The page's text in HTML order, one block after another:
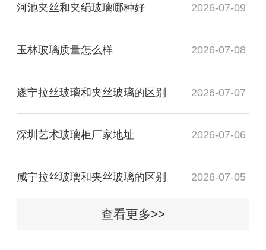
河池夹丝和夹绢玻璃哪种好 2026-07-09
玉林玻璃质量怎么样 2026-07-08
遂宁拉丝玻璃和夹丝玻璃的区别 2026-07-07
深圳艺术玻璃柜厂家地址 2026-07-06
咸宁拉丝玻璃和夹丝玻璃的区别 2026-07-05
查看更多>>